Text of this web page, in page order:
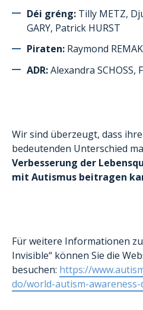
Déi gréng: Tilly METZ,
GARY, Patrick HURST
Piraten: Raymond
ADR:Alexandra SCHOSS,
Wir sind überzeugt, dass
bedeutenden Unterschied
Verbesserung der
mit Autismus beitragen
Für weitere Informationen
Invisible“ können Sie die
besuchen: https://
do/world-autism-